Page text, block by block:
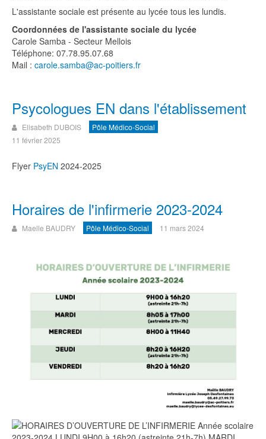
L'assistante sociale est présente au lycée tous les lundis.
Coordonnées de l'assistante sociale du lycée
Carole Samba - Secteur Mellois
Téléphone: 07.78.95.07.68
Mail : carole.samba@ac-poitiers.fr
Psycologues EN dans l'établissement
Elisabeth DUBOIS
Pôle Médico-Social
11 février 2025
Flyer PsyEN 2024-2025
Horaires de l'infirmerie 2023-2024
Maelle BAUDRY Pôle Médico-Social 11 mars 2024